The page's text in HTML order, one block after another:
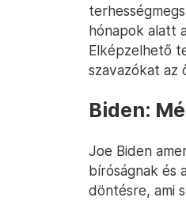
hónapok alatt
Elképzelhető
szavazókat az
Biden:
Joe Biden
bíróságnak és
döntésre, ami